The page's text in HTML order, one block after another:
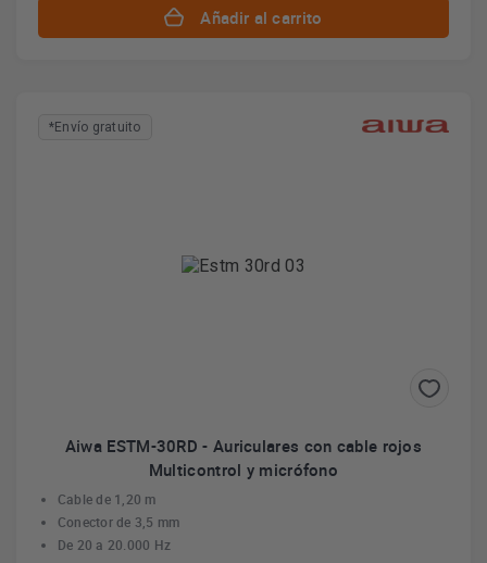
Añadir al carrito
*Envío gratuito
Aiwa ESTM-30RD - Auriculares con cable rojos
Multicontrol y micrófono
Cable de 1,20 m
Conector de 3,5 mm
De 20 a 20.000 Hz